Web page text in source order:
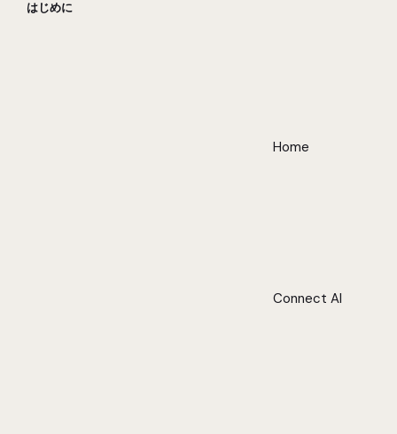
はじめに
Home
Connect AI